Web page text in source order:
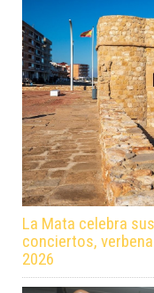
La Mata celebra
conciertos,
2026